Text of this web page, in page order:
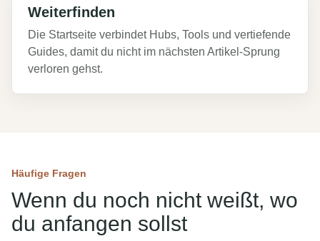
Weiterfinden
Die Startseite verbindet Hubs, Tools und vertiefende
Guides, damit du nicht im nächsten Artikel-Sprung
verloren gehst.
Häufige Fragen
Wenn du noch nicht weißt, wo
du anfangen sollst